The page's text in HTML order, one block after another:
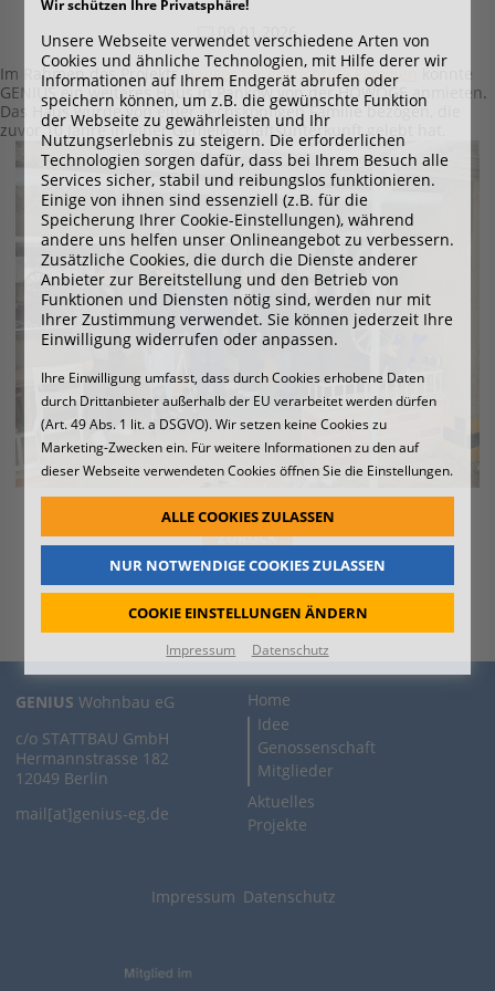
09.01.2026
Im Rahmen des ProjektsHäuser für geflüchtete Familien
konnte
GENIUS ein weiteres Haus in Pankow von der HOWOGE anmieten.
Das Haus wurde von einer sechsköpfigen Familie bezogen, die
zuvor 10 Jahre in einer Gemeinschaftsunterkunft gelebt hat.
ZURÜCK
Nächste
GENIUSWohnbau eG
c/o STATTBAU GmbH
Hermannstrasse 182
12049 Berlin
mail[at]genius-eg.de
Home
Idee
Genossenschaft
Mitglieder
Aktuelles
Projekte
Impressum Datenschutz
Wir schützen Ihre Privatsphäre!
Unsere Webseite verwendet verschiedene Arten von
Cookies und ähnliche Technologien, mit Hilfe derer wir
Informationen auf Ihrem Endgerät abrufen oder
speichern können, um z.B. die gewünschte Funktion
der Webseite zu gewährleisten und Ihr
Nutzungserlebnis zu steigern. Die erforderlichen
Technologien sorgen dafür, dass bei Ihrem Besuch alle
Services sicher, stabil und reibungslos funktionieren.
Einige von ihnen sind essenziell (z.B. für die
Speicherung Ihrer Cookie-Einstellungen), während
andere uns helfen unser Onlineangebot zu verbessern.
Zusätzliche Cookies, die durch die Dienste anderer
Anbieter zur Bereitstellung und den Betrieb von
Funktionen und Diensten nötig sind, werden nur mit
Ihrer Zustimmung verwendet. Sie können jederzeit Ihre
Einwilligung widerrufen oder anpassen.
Ihre Einwilligung umfasst, dass durch Cookies erhobene Daten
durch Drittanbieter außerhalb der EU verarbeitet werden dürfen
(Art. 49 Abs. 1 lit. a DSGVO). Wir setzen keine Cookies zu
Marketing-Zwecken ein. Für weitere Informationen zu den auf
dieser Webseite verwendeten Cookies öffnen Sie die Einstellungen.
ALLE COOKIES ZULASSEN
NUR NOTWENDIGE COOKIES ZULASSEN
COOKIE EINSTELLUNGEN ÄNDERN
Impressum Datenschutz